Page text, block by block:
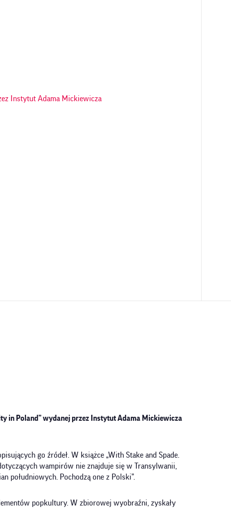
Instytut Adama Mickiewicza
in Poland” wydanej przez Instytut Adama Mickiewicza
go źródeł. W książce „With Stake and Spade.
wampirów nie znajduje się w Transylwanii,
południowych. Pochodzą one z Polski”.
popkultury. W zbiorowej wyobraźni, zyskały